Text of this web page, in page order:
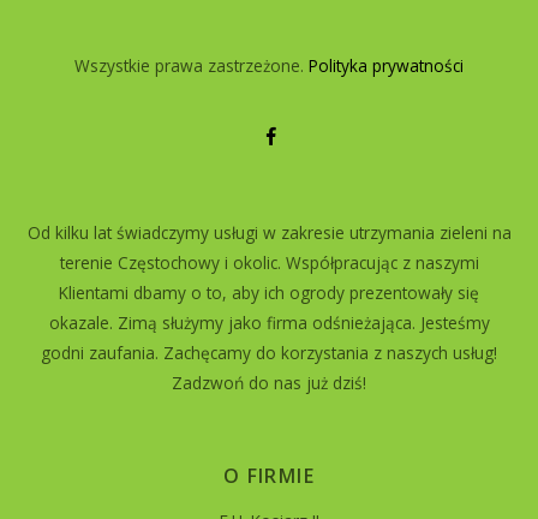
Wszystkie prawa zastrzeżone. Polityka prywatności
Od kilku lat świadczymy usługi w zakresie utrzymania zieleni na
terenie Częstochowy i okolic. Współpracując z naszymi
Klientami dbamy o to, aby ich ogrody prezentowały się
okazale. Zimą służymy jako firma odśnieżająca. Jesteśmy
godni zaufania. Zachęcamy do korzystania z naszych usług!
Zadzwoń do nas już dziś!
O FIRMIE